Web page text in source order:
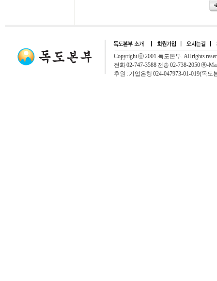
Copyright ⓒ 2001.독도본부. All rights
전화 02-747-3588 전송 02-738-2050 ⓔ-
후원 : 기업은행 024-047973-01-019(독도